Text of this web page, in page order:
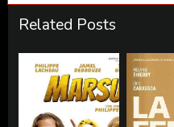
Related Posts